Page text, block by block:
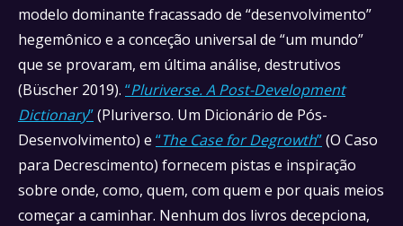
modelo dominante fracassado de “desenvolvimento”
hegemônico e a conceção universal de “um mundo”
que se provaram, em última análise, destrutivos
(Büscher 2019). “Pluriverse. A Post-Development
Dictionary”(Pluriverso. Um Dicionário de Pós-
Desenvolvimento) e “The Case for Degrowth”(O Caso
para Decrescimento) fornecem pistas e inspiração
sobre onde, como, quem, com quem e por quais meios
começar a caminhar. Nenhum dos livros decepciona,